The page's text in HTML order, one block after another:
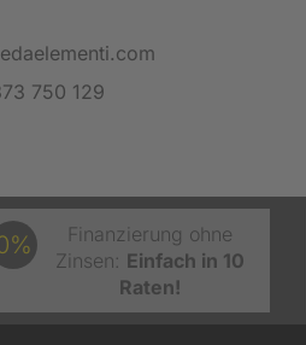
750 129
Finanzierung ohne
Zinsen: Einfach in 10
Raten!